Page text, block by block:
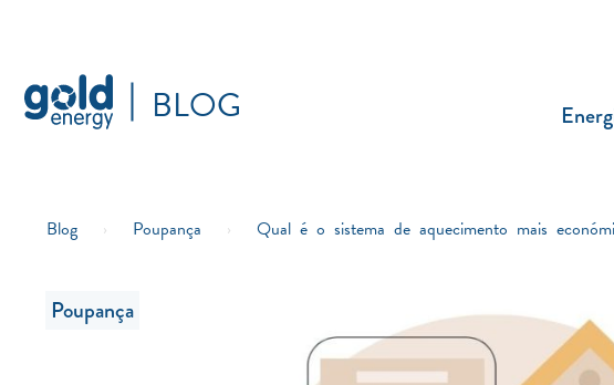
BLOG
Blog › Poupança › Qual é o sistema de aquecimento mais
Poupança